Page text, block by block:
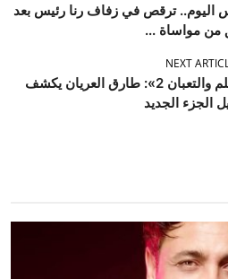
اليوم.. ترقص في زفاف رنا رئيس بعد
من مواساة ...
NEXT
ظافر العابدين مفاجأة «السلم والتعبان 2»: طارق العريان يكشف
الجزء الجديد